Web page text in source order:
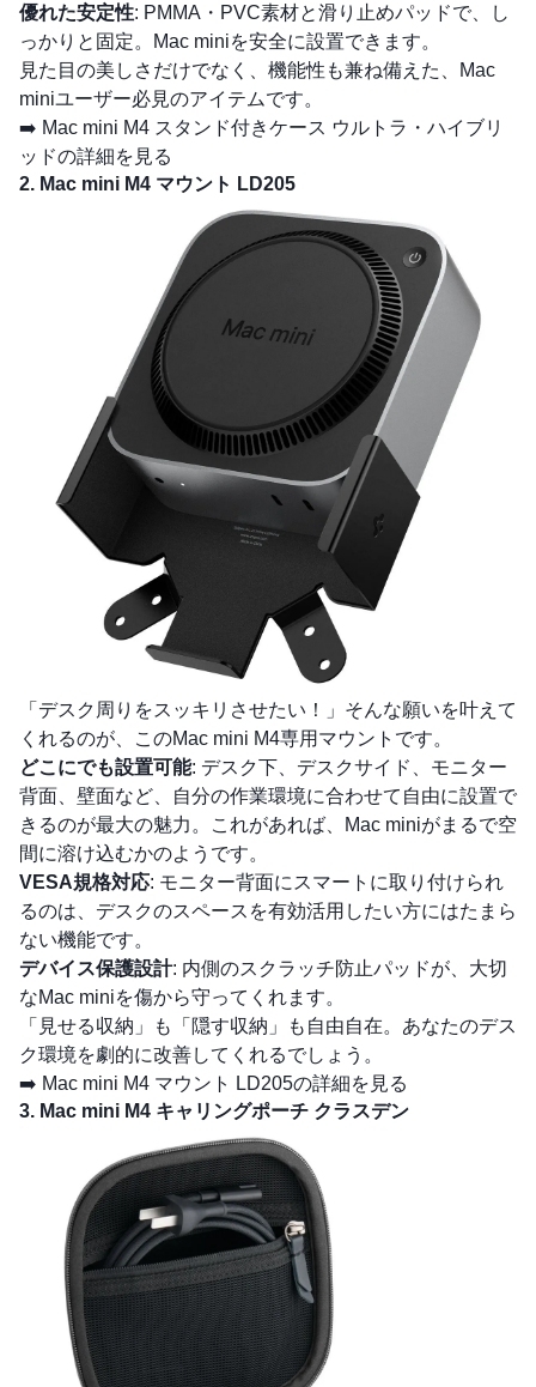
優れた安定性: PMMA・PVC素材と滑り止めパッドで、し
っかりと固定。Mac miniを安全に設置できます。
見た目の美しさだけでなく、機能性も兼ね備えた、Mac
miniユーザー必見のアイテムです。
➡️ Mac mini M4 スタンド付きケース ウルトラ・ハイブリ
ッドの詳細を見る
2. Mac mini M4 マウント LD205
「デスク周りをスッキリさせたい！」そんな願いを叶えて
くれるのが、このMac mini M4専用マウントです。
どこにでも設置可能: デスク下、デスクサイド、モニター
背面、壁面など、自分の作業環境に合わせて自由に設置で
きるのが最大の魅力。これがあれば、Mac miniがまるで空
間に溶け込むかのようです。
VESA規格対応: モニター背面にスマートに取り付けられ
るのは、デスクのスペースを有効活用したい方にはたまら
ない機能です。
デバイス保護設計: 内側のスクラッチ防止パッドが、大切
なMac miniを傷から守ってくれます。
「見せる収納」も「隠す収納」も自由自在。あなたのデス
ク環境を劇的に改善してくれるでしょう。
➡️ Mac mini M4 マウント LD205の詳細を見る
3. Mac mini M4 キャリングポーチ クラスデン